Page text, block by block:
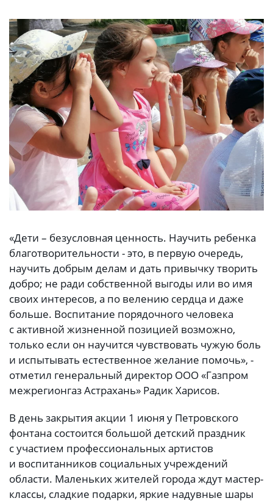
«Дети – безусловная ценность. Научить ребенка
благотворительности - это, в первую очередь,
научить добрым делам и дать привычку творить
добро; не ради собственной выгоды или во имя
своих интересов, а по велению сердца и даже
больше. Воспитание порядочного человека
с активной жизненной позицией возможно,
только если он научится чувствовать чужую боль
и испытывать естественное желание помочь», -
отметил генеральный директор ООО «Газпром
межрегионгаз Астрахань» Радик Харисов.
В день закрытия акции 1 июня у Петровского
фонтана состоится большой детский праздник
с участием профессиональных артистов
и воспитанников социальных учреждений
области. Маленьких жителей города ждут мастер-
классы, сладкие подарки, яркие надувные шары